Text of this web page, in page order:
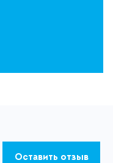
Оставить отзыв